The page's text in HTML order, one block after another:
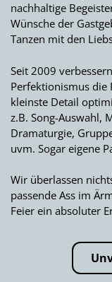
nachhaltige
Wünsche der
Tanzen mit den
Seit 2009
Perfektionismus die
kleinste Detail
z.B. Song-Auswahl,
Dramaturgie,
uvm. Sogar eigene
Wir überlassen
passende Ass im
Feier ein absoluter